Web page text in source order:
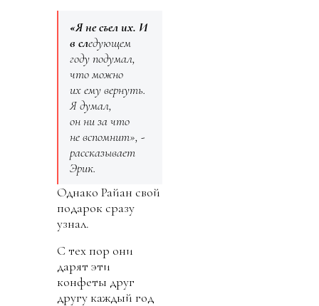
«Я не съел их. И
в следующем
году подумал,
что можно
их ему вернуть.
Я думал,
он ни за что
не вспомнит», -
рассказывает
Эрик.
Однако Райан свой
подарок сразу
узнал.
С тех пор они
дарят эти
конфеты друг
другу каждый год